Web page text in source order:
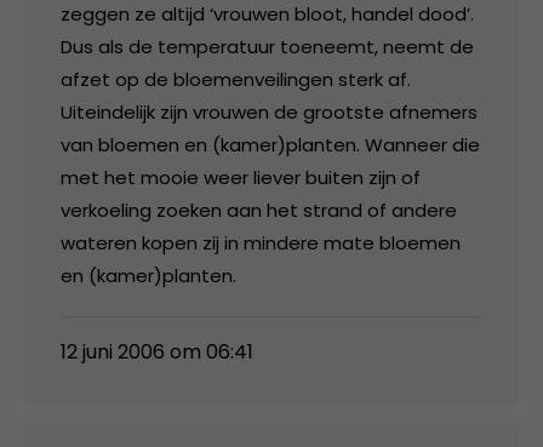
zeggen ze altijd ‘vrouwen bloot, handel dood’.
Dus als de temperatuur toeneemt, neemt de
afzet op de bloemenveilingen sterk af.
Uiteindelijk zijn vrouwen de grootste afnemers
van bloemen en (kamer)planten. Wanneer die
met het mooie weer liever buiten zijn of
verkoeling zoeken aan het strand of andere
wateren kopen zij in mindere mate bloemen
en (kamer)planten.
12 juni 2006 om 06:41